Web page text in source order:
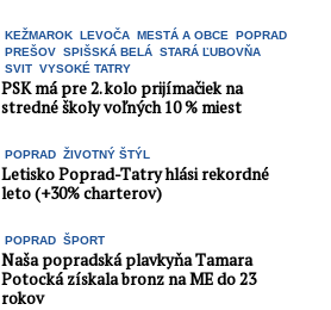
KEŽMAROK LEVOČA MESTÁ A OBCE
POPRAD
PREŠOV SPIŠSKÁ BELÁ STARÁ ĽUBOVŇA
SVIT VYSOKÉ TATRY
PSK má pre 2. kolo prijímačiek na
stredné školy voľných 10 % miest
POPRAD ŽIVOTNÝ ŠTÝL
Letisko Poprad-Tatry hlási rekordné
leto (+30% charterov)
POPRAD ŠPORT
Naša popradská plavkyňa Tamara
Potocká získala bronz na ME do 23
rokov